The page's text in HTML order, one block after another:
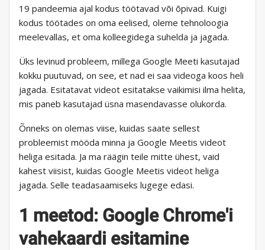
19 pandeemia ajal kodus töötavad või õpivad. Kuigi
kodus töötades on oma eelised, oleme tehnoloogia
meelevallas, et oma kolleegidega suhelda ja jagada.
Üks levinud probleem, millega Google Meeti kasutajad
kokku puutuvad, on see, et nad ei saa videoga koos heli
jagada. Esitatavat videot esitatakse vaikimisi ilma helita,
mis paneb kasutajad üsna masendavasse olukorda.
Õnneks on olemas viise, kuidas saate sellest
probleemist mööda minna ja Google Meetis videot
heliga esitada. Ja ma räägin teile mitte ühest, vaid
kahest viisist, kuidas Google Meetis videot heliga
jagada. Selle teadasaamiseks lugege edasi.
1 meetod: Google Chrome'i
vahekaardi esitamine